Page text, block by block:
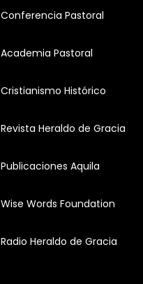
Conferencia Pastoral
Academia Pastoral
Cristianismo Histórico
Revista Heraldo de Gracia
Publicaciones Aquila
Wise Words Foundation
Radio Heraldo de Gracia